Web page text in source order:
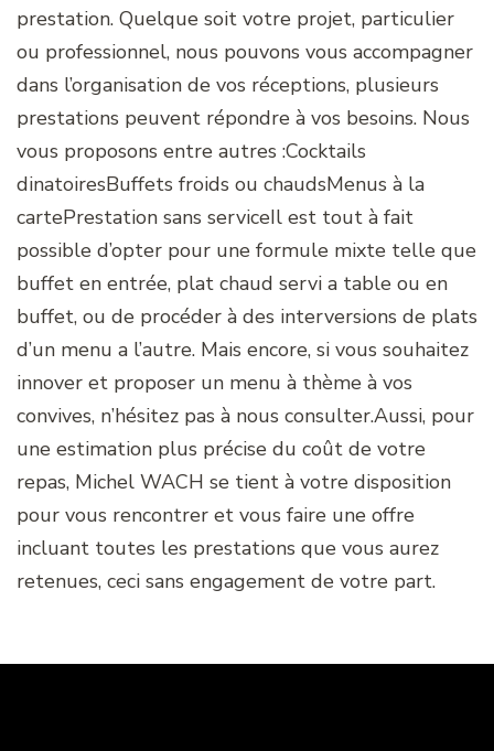
prestation. Quelque soit votre projet, particulier
ou professionnel, nous pouvons vous accompagner
dans l’organisation de vos réceptions, plusieurs
prestations peuvent répondre à vos besoins. Nous
vous proposons entre autres :Cocktails
dinatoiresBuffets froids ou chaudsMenus à la
cartePrestation sans serviceIl est tout à fait
possible d’opter pour une formule mixte telle que
buffet en entrée, plat chaud servi a table ou en
buffet, ou de procéder à des interversions de plats
d’un menu a l’autre. Mais encore, si vous souhaitez
innover et proposer un menu à thème à vos
convives, n’hésitez pas à nous consulter.Aussi, pour
une estimation plus précise du coût de votre
repas, Michel WACH se tient à votre disposition
pour vous rencontrer et vous faire une offre
incluant toutes les prestations que vous aurez
retenues, ceci sans engagement de votre part.